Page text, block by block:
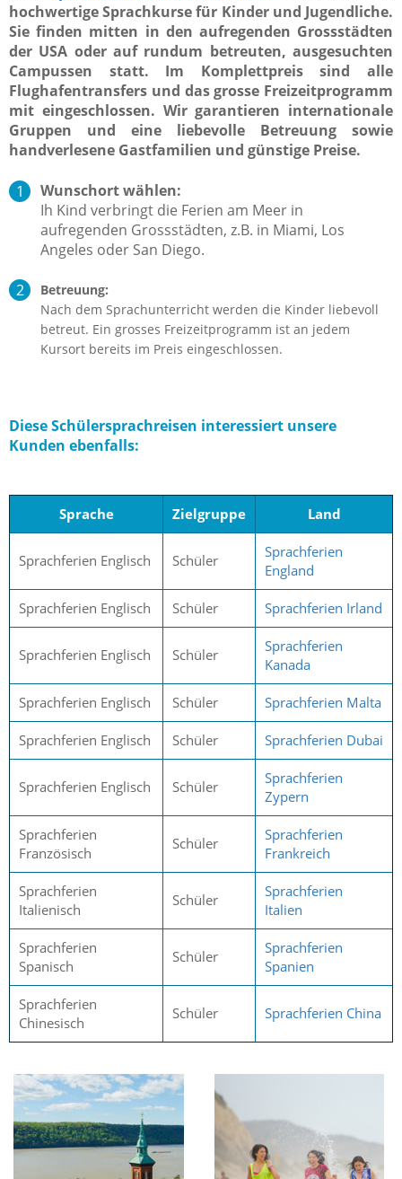
hochwertige Sprachkurse für Kinder und Jugendliche.
Sie finden mitten in den aufregenden Grossstädten
der USA oder auf rundum betreuten, ausgesuchten
Campussen statt. Im Komplettpreis sind alle
Flughafentransfers und das grosse Freizeitprogramm
mit eingeschlossen. Wir garantieren internationale
Gruppen und eine liebevolle Betreuung sowie
handverlesene Gastfamilien und günstige Preise.
Wunschort wählen:
Ih Kind verbringt die Ferien am Meer in
aufregenden Grossstädten, z.B. in Miami, Los
Angeles oder San Diego.
Betreuung:
Nach dem Sprachunterricht werden die Kinder liebevoll
betreut. Ein grosses Freizeitprogramm ist an jedem
Kursort bereits im Preis eingeschlossen.
Diese Schülersprachreisen interessiert unsere
Kunden ebenfalls:
Sprache Zielgruppe Land
Sprachferien Englisch Schüler
Sprachferien
England
Sprachferien Englisch Schüler Sprachferien Irland
Sprachferien Englisch Schüler
Sprachferien
Kanada
Sprachferien Englisch Schüler Sprachferien Malta
Sprachferien Englisch Schüler Sprachferien Dubai
Sprachferien Englisch Schüler
Sprachferien
Zypern
Sprachferien
Französisch
Schüler
Sprachferien
Frankreich
Sprachferien
Italienisch
Schüler
Sprachferien
Italien
Sprachferien
Spanisch
Schüler
Sprachferien
Spanien
Sprachferien
Chinesisch
Schüler Sprachferien China